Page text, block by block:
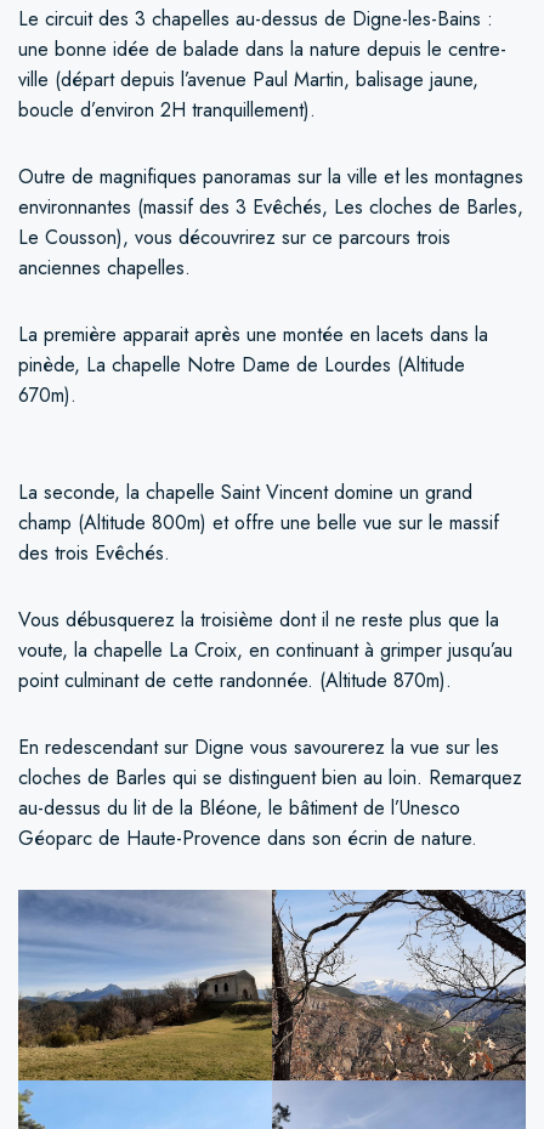
Le circuit des 3 chapelles au-dessus de Digne-les-Bains :
une bonne idée de balade dans la nature depuis le centre-
ville (départ depuis l’avenue Paul Martin, balisage jaune,
boucle d’environ 2H tranquillement).
Outre de magnifiques panoramas sur la ville et les montagnes
environnantes (massif des 3 Evêchés, Les cloches de Barles,
Le Cousson), vous découvrirez sur ce parcours trois
anciennes chapelles.
La première apparait après une montée en lacets dans la
pinède, La chapelle Notre Dame de Lourdes (Altitude
670m).
La seconde, la chapelle Saint Vincent domine un grand
champ (Altitude 800m) et offre une belle vue sur le massif
des trois Evêchés.
Vous débusquerez la troisième dont il ne reste plus que la
voute, la chapelle La Croix, en continuant à grimper jusqu’au
point culminant de cette randonnée. (Altitude 870m).
En redescendant sur Digne vous savourerez la vue sur les
cloches de Barles qui se distinguent bien au loin. Remarquez
au-dessus du lit de la Bléone, le bâtiment de l’Unesco
Géoparc de Haute-Provence dans son écrin de nature.